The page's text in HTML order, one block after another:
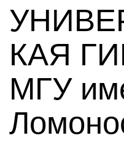
КАЯ
МГУ